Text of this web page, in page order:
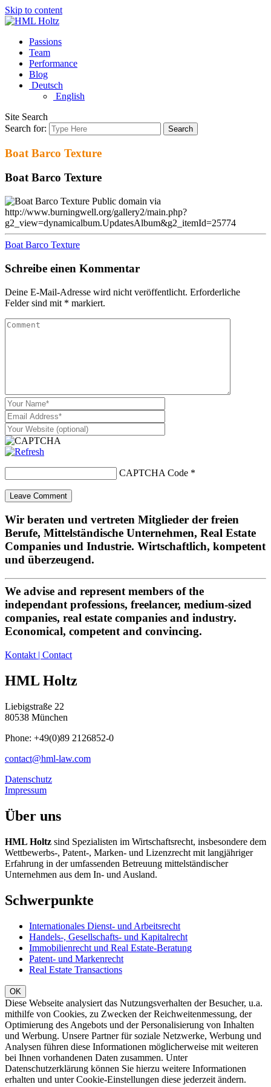
Skip to content
Passions
Team
Performance
Blog
Deutsch
English
Site Search
Search for:
Search
Boat Barco Texture
Boat Barco Texture
Public domain via
http://www.burningwell.org/gallery2/main.php?
g2_view=dynamicalbum.UpdatesAlbum&g2_itemId=25774
Boat Barco Texture
Schreibe einen Kommentar
Deine E-Mail-Adresse wird nicht veröffentlicht. Erforderliche
Felder sind mit * markiert.
CAPTCHA Code *
Wir beraten und vertreten Mitglieder der freien
Berufe, Mittelständische Unternehmen, Real Estate
Companies und Industrie. Wirtschaftlich, kompetent
und überzeugend.
We advise and represent members of the
independant professions, freelancer, medium-sized
companies, real estate companies and industry.
Economical, competent and convincing.
Kontakt | Contact
HML Holtz
Liebigstraße 22
80538 München
Phone: +49(0)89 2126852-0
contact@hml-law.com
Datenschutz
Impressum
Über uns
HML Holtz sind Spezialisten im Wirtschaftsrecht, insbesondere dem
Wettbewerbs-, Patent-, Marken- und Lizenzrecht mit langjähriger
Erfahrung in der umfassenden Betreuung mittelständischer
Unternehmen aus dem In- und Ausland.
Schwerpunkte
Internationales Dienst- und Arbeitsrecht
Handels-, Gesellschafts- und Kapitalrecht
Immobilienrecht und Real Estate-Beratung
Patent- und Markenrecht
Real Estate Transactions
Diese Webseite analysiert das Nutzungsverhalten der Besucher, u.a.
mithilfe von Cookies, zu Zwecken der Reichweitenmessung, der
Optimierung des Angebots und der Personalisierung von Inhalten
und Werbung. Unsere Partner für soziale Netzwerke, Werbung und
Analysen führen diese Informationen möglicherweise mit weiteren
bei Ihnen vorhandenen Daten zusammen. Unter
Datenschutzerklärung können Sie hierzu weitere Informationen
erhalten und unter Cookie-Einstellungen diese jederzeit ändern.